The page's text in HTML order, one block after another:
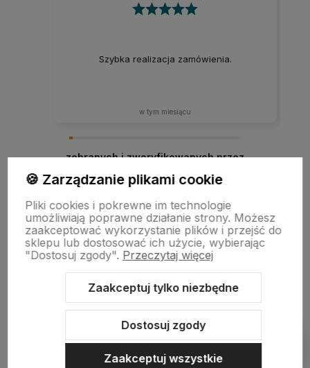
Szybka realizacja zamówienia.
w tym miesiącu
zebranych i zweryfikowanych przez
Sklep internetowy Shoper.pl Szablon Shoper Modern 3.0™
🍪 Zarządzanie plikami cookie
Pliki cookies i pokrewne im technologie
umożliwiają poprawne działanie strony. Możesz
zaakceptować wykorzystanie plików i przejść do
sklepu lub dostosować ich użycie, wybierając
"Dostosuj zgody". Przeczytaj więcej
Zaakceptuj tylko niezbędne
Dostosuj zgody
Zaakceptuj wszystkie